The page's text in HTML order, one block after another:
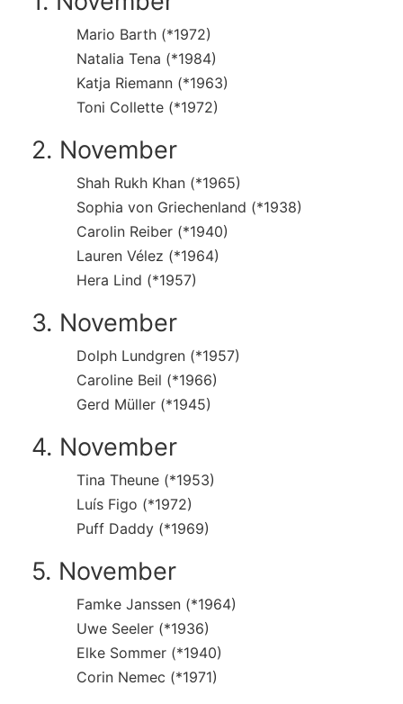
Mario Barth (*1972)
Natalia Tena (*1984)
Katja Riemann (*1963)
Toni Collette (*1972)
2. November
Shah Rukh Khan (*1965)
Sophia von Griechenland (*1938)
Carolin Reiber (*1940)
Lauren Vélez (*1964)
Hera Lind (*1957)
3. November
Dolph Lundgren (*1957)
Caroline Beil (*1966)
Gerd Müller (*1945)
4. November
Tina Theune (*1953)
Luís Figo (*1972)
Puff Daddy (*1969)
5. November
Famke Janssen (*1964)
Uwe Seeler (*1936)
Elke Sommer (*1940)
Corin Nemec (*1971)